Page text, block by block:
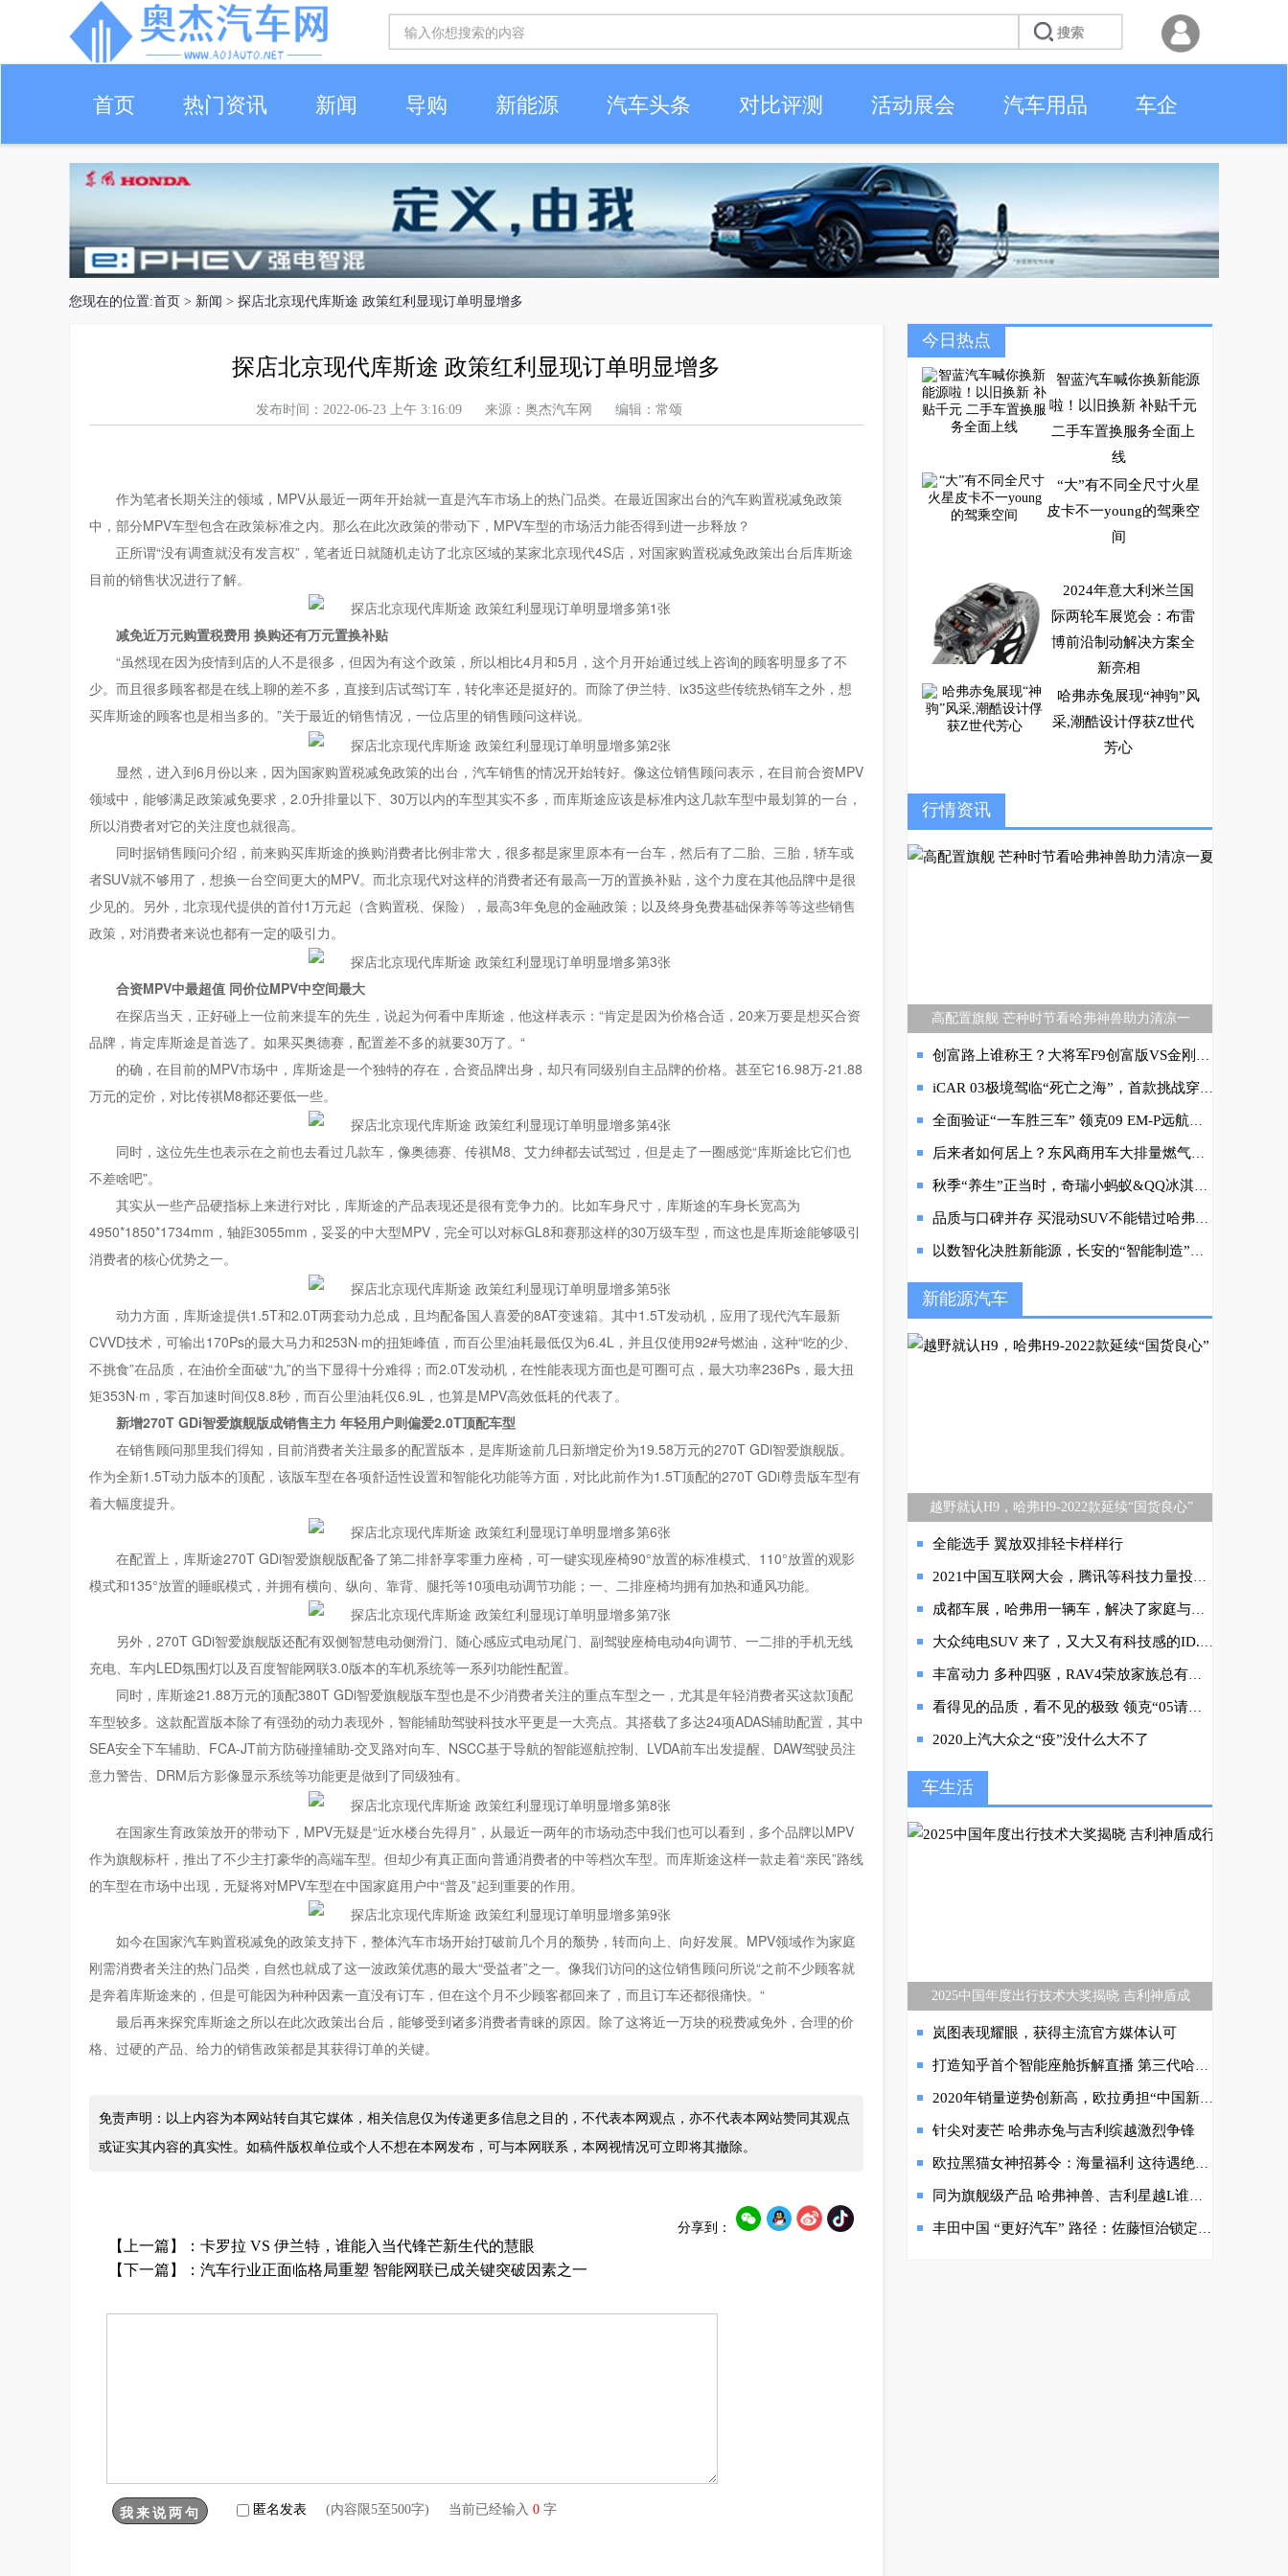
首页 热门资讯 新闻 导购 新能源 汽车头条 对比评测 活动展会 汽车用品 车企
您现在的位置:首页 > 新闻 > 探店北京现代库斯途 政策红利显现订单明显增多
探店北京现代库斯途 政策红利显现订单明显增多
发布时间：2022-06-23 上午 3:16:09 来源：奥杰汽车网 编辑：常颂
作为笔者长期关注的领域，MPV从最近一两年开始就一直是汽车市场上的热门品类。在最近国家出台的汽车购置税减免政策
中，部分MPV车型包含在政策标准之内。那么在此次政策的带动下，MPV车型的市场活力能否得到进一步释放？
正所谓“没有调查就没有发言权”，笔者近日就随机走访了北京区域的某家北京现代4S店，对国家购置税减免政策出台后库斯途
目前的销售状况进行了解。
减免近万元购置税费用 换购还有万元置换补贴
“虽然现在因为疫情到店的人不是很多，但因为有这个政策，所以相比4月和5月，这个月开始通过线上咨询的顾客明显多了不
少。而且很多顾客都是在线上聊的差不多，直接到店试驾订车，转化率还是挺好的。而除了伊兰特、ix35这些传统热销车之外，想
买库斯途的顾客也是相当多的。”关于最近的销售情况，一位店里的销售顾问这样说。
显然，进入到6月份以来，因为国家购置税减免政策的出台，汽车销售的情况开始转好。像这位销售顾问表示，在目前合资MPV
领域中，能够满足政策减免要求，2.0升排量以下、30万以内的车型其实不多，而库斯途应该是标准内这几款车型中最划算的一台，
所以消费者对它的关注度也就很高。
同时据销售顾问介绍，前来购买库斯途的换购消费者比例非常大，很多都是家里原本有一台车，然后有了二胎、三胎，轿车或
者SUV就不够用了，想换一台空间更大的MPV。而北京现代对这样的消费者还有最高一万的置换补贴，这个力度在其他品牌中是很
少见的。另外，北京现代提供的首付1万元起（含购置税、保险），最高3年免息的金融政策；以及终身免费基础保养等等这些销售
政策，对消费者来说也都有一定的吸引力。
合资MPV中最超值 同价位MPV中空间最大
在探店当天，正好碰上一位前来提车的先生，说起为何看中库斯途，他这样表示：“肯定是因为价格合适，20来万要是想买合资
品牌，肯定库斯途是首选了。如果买奥德赛，配置差不多的就要30万了。“
的确，在目前的MPV市场中，库斯途是一个独特的存在，合资品牌出身，却只有同级别自主品牌的价格。甚至它16.98万-21.88
万元的定价，对比传祺M8都还要低一些。
同时，这位先生也表示在之前也去看过几款车，像奥德赛、传祺M8、艾力绅都去试驾过，但是走了一圈感觉“库斯途比它们也
不差啥吧”。
其实从一些产品硬指标上来进行对比，库斯途的产品表现还是很有竞争力的。比如车身尺寸，库斯途的车身长宽高为
4950*1850*1734mm，轴距3055mm，妥妥的中大型MPV，完全可以对标GL8和赛那这样的30万级车型，而这也是库斯途能够吸引
消费者的核心优势之一。
动力方面，库斯途提供1.5T和2.0T两套动力总成，且均配备国人喜爱的8AT变速箱。其中1.5T发动机，应用了现代汽车最新
CVVD技术，可输出170Ps的最大马力和253N·m的扭矩峰值，而百公里油耗最低仅为6.4L，并且仅使用92#号燃油，这种“吃的少、
不挑食”在品质，在油价全面破“九”的当下显得十分难得；而2.0T发动机，在性能表现方面也是可圈可点，最大功率236Ps，最大扭
矩353N·m，零百加速时间仅8.8秒，而百公里油耗仅6.9L，也算是MPV高效低耗的代表了。
新增270T GDi智爱旗舰版成销售主力 年轻用户则偏爱2.0T顶配车型
在销售顾问那里我们得知，目前消费者关注最多的配置版本，是库斯途前几日新增定价为19.58万元的270T GDi智爱旗舰版。
作为全新1.5T动力版本的顶配，该版车型在各项舒适性设置和智能化功能等方面，对比此前作为1.5T顶配的270T GDi尊贵版车型有
着大幅度提升。
在配置上，库斯途270T GDi智爱旗舰版配备了第二排舒享零重力座椅，可一键实现座椅90°放置的标准模式、110°放置的观影
模式和135°放置的睡眠模式，并拥有横向、纵向、靠背、腿托等10项电动调节功能；一、二排座椅均拥有加热和通风功能。
另外，270T GDi智爱旗舰版还配有双侧智慧电动侧滑门、随心感应式电动尾门、副驾驶座椅电动4向调节、一二排的手机无线
充电、车内LED氛围灯以及百度智能网联3.0版本的车机系统等一系列功能性配置。
同时，库斯途21.88万元的顶配380T GDi智爱旗舰版车型也是不少消费者关注的重点车型之一，尤其是年轻消费者买这款顶配
车型较多。这款配置版本除了有强劲的动力表现外，智能辅助驾驶科技水平更是一大亮点。其搭载了多达24项ADAS辅助配置，其中
SEA安全下车辅助、FCA-JT前方防碰撞辅助-交叉路对向车、NSCC基于导航的智能巡航控制、LVDA前车出发提醒、DAW驾驶员注
意力警告、DRM后方影像显示系统等功能更是做到了同级独有。
在国家生育政策放开的带动下，MPV无疑是“近水楼台先得月”，从最近一两年的市场动态中我们也可以看到，多个品牌以MPV
作为旗舰标杆，推出了不少主打豪华的高端车型。但却少有真正面向普通消费者的中等档次车型。而库斯途这样一款走着“亲民”路线
的车型在市场中出现，无疑将对MPV车型在中国家庭用户中“普及”起到重要的作用。
如今在国家汽车购置税减免的政策支持下，整体汽车市场开始打破前几个月的颓势，转而向上、向好发展。MPV领域作为家庭
刚需消费者关注的热门品类，自然也就成了这一波政策优惠的最大“受益者”之一。像我们访问的这位销售顾问所说“之前不少顾客就
是奔着库斯途来的，但是可能因为种种因素一直没有订车，但在这个月不少顾客都回来了，而且订车还都很痛快。“
最后再来探究库斯途之所以在此次政策出台后，能够受到诸多消费者青睐的原因。除了这将近一万块的税费减免外，合理的价
格、过硬的产品、给力的销售政策都是其获得订单的关键。
免责声明：以上内容为本网站转自其它媒体，相关信息仅为传递更多信息之目的，不代表本网观点，亦不代表本网站赞同其观点
或证实其内容的真实性。如稿件版权单位或个人不想在本网发布，可与本网联系，本网视情况可立即将其撤除。
分享到：
【上一篇】： 卡罗拉 VS 伊兰特，谁能入当代锋芒新生代的慧眼
【下一篇】： 汽车行业正面临格局重塑 智能网联已成关键突破因素之一
匿名发表 (内容限5至500字) 当前已经输入 0 字
今日热点
智蓝汽车喊你换新能源
啦！以旧换新 补贴千元
二手车置换服务全面上
线
“大”有不同全尺寸火星
皮卡不一young的驾乘空
间
2024年意大利米兰国
际两轮车展览会：布雷
博前沿制动解决方案全
新亮相
哈弗赤兔展现“神驹”风
采,潮酷设计俘获Z世代
芳心
西五十铃柴汽并举战略
发布
行情资讯
高配置旗舰 芒种时节看哈弗神兽助力清凉一
创富路上谁称王？大将军F9创富版VS金刚炮深度对决
iCAR 03极境驾临“死亡之海”，首款挑战穿越塔克拉玛干沙漠纯电SUV即将启程！
全面验证“一车胜三车” 领克09 EM-P远航版城市对决驾控营成都站开启
后来者如何居上？东风商用车大排量燃气车全面上市
秋季“养生”正当时，奇瑞小蚂蚁&QQ冰淇淋保养指南安排上！
品质与口碑并存 买混动SUV不能错过哈弗枭龙MAX
以数智化决胜新能源，长安的“智能制造”工厂藏着哪些黑科技？
新能源汽车
越野就认H9，哈弗H9-2022款延续“国货良心”
全能选手 翼放双排轻卡样样行
2021中国互联网大会，腾讯等科技力量投入智能网联发展
成都车展，哈弗用一辆车，解决了家庭与越野的悖论
大众纯电SUV 来了，又大又有科技感的ID.6 X是你的菜吗？
丰富动力 多种四驱，RAV4荣放家族总有一款适合你
看得见的品质，看不见的极致 领克“05请回答”第二季极能收官
2020上汽大众之“疫”没什么大不了
车生活
2025中国年度出行技术大奖揭晓 吉利神盾成
岚图表现耀眼，获得主流官方媒体认可
打造知乎首个智能座舱拆解直播 第三代哈弗H6直面拆车挑战
2020年销量逆势创新高，欧拉勇担“中国新势力领军品牌”
针尖对麦芒 哈弗赤兔与吉利缤越激烈争锋
欧拉黑猫女神招募令：海量福利 这待遇绝了 手慢无！
同为旗舰级产品 哈弗神兽、吉利星越L谁才是自主一哥？
丰田中国 “更好汽车” 路径：佐藤恒治锁定 “速度” 与 “信任”